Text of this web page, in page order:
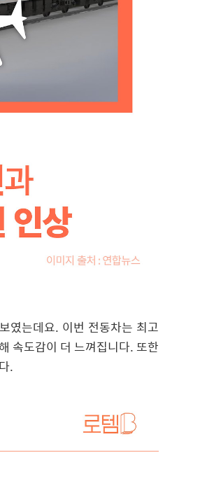
였는데요. 이번 전동차는 최고
속도감이 더 느껴집니다. 또한
.